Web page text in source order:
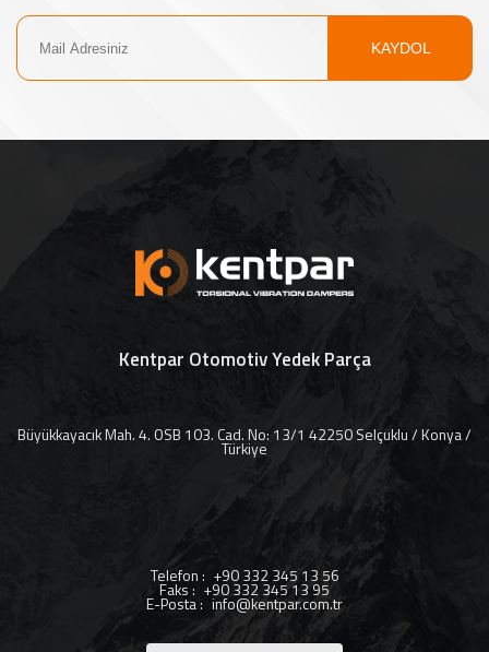
KAYDOL
Kentpar Otomotiv Yedek Parça
Büyükkayacık Mah. 4. OSB 103. Cad. No: 13/1 42250 Selçuklu / Konya /
Türkiye
Telefon: +90 332 345 13 56
Faks: +90 332 345 13 95
E-Posta: info@kentpar.com.tr